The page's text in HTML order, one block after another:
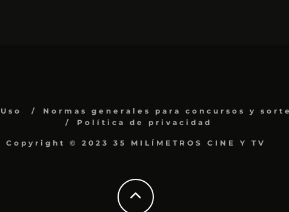
Normas generales para concursos y
Política de privacidad
Copyright © 2023 35 MILÍMETROS CINE Y TV